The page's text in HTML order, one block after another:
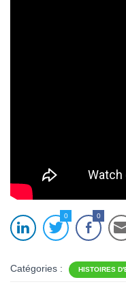
0 0
Catégories : HISTOIRES